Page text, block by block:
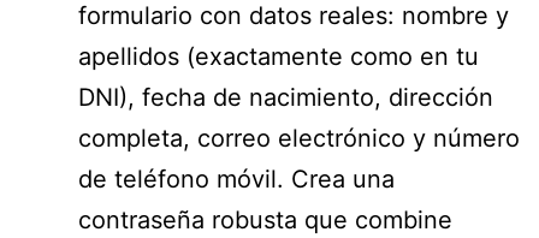
formulario con datos reales: nombre y
apellidos (exactamente como en tu
DNI), fecha de nacimiento, dirección
completa, correo electrónico y número
de teléfono móvil. Crea una
contraseña robusta que combine